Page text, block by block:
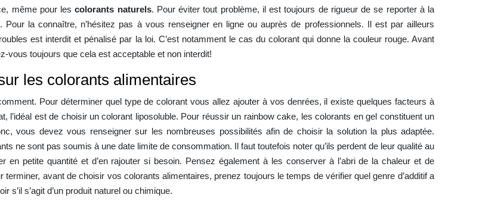
même pour lescolorants naturels. Pour éviter tout problème, il est toujours de rigueur de se reporter à la
la connaître, n’hésitez pas à vous renseigner en ligne ou auprès de professionnels. Il est par ailleurs
est interdit et pénalisé par la loi. C’est notamment le cas du colorant qui donne la couleur rouge. Avant
vous toujours que cela est acceptable et non interdit!
les colorants alimentaires
Pour déterminer quel type de colorant vous allez ajouter à vos denrées, il existe quelques facteurs à
l’idéal est de choisir un colorant liposoluble. Pour réussir un rainbow cake, les colorants en gel constituent un
vous devez vous renseigner sur les nombreuses possibilités afin de choisir la solution la plus adaptée.
ne sont pas soumis à une date limite de consommation. Il faut toutefois noter qu’ils perdent de leur qualité au
petite quantité et d’en rajouter si besoin. Pensez également à les conserver à l’abri de la chaleur et de
terminer, avant de choisir vos colorants alimentaires, prenez toujours le temps de vérifier quel genre d’additif a
s’il s’agit d’un produit naturel ou chimique.